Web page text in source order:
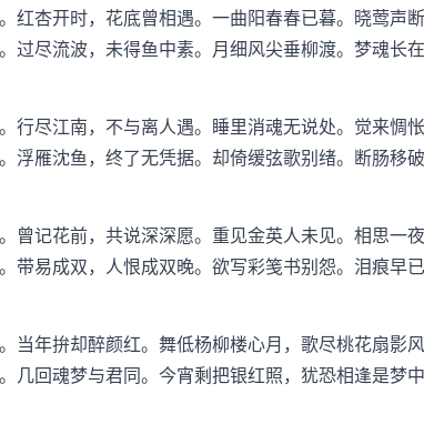
红杏开时，花底曾相遇。一曲阳春春已暮。晓莺声断
过尽流波，未得鱼中素。月细风尖垂柳渡。梦魂长在
行尽江南，不与离人遇。睡里消魂无说处。觉来惆怅
浮雁沈鱼，终了无凭据。却倚缓弦歌别绪。断肠移破
曾记花前，共说深深愿。重见金英人未见。相思一夜
带易成双，人恨成双晚。欲写彩笺书别怨。泪痕早已
当年拚却醉颜红。舞低杨柳楼心月，歌尽桃花扇影风
几回魂梦与君同。今宵剩把银红照，犹恐相逢是梦中